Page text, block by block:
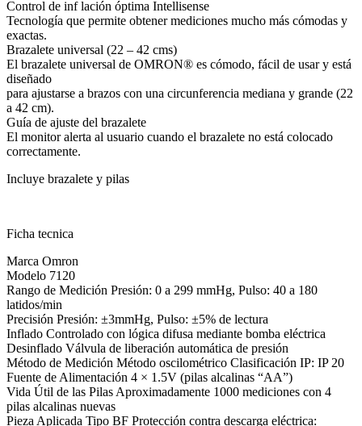
Control de inf lación óptima Intellisense
Tecnología que permite obtener mediciones mucho más cómodas y
exactas.
Brazalete universal (22 – 42 cms)
El brazalete universal de OMRON® es cómodo, fácil de usar y está
diseñado
para ajustarse a brazos con una circunferencia mediana y grande (22
a 42 cm).
Guía de ajuste del brazalete
El monitor alerta al usuario cuando el brazalete no está colocado
correctamente.
Incluye brazalete y pilas
Ficha tecnica
Marca Omron
Modelo 7120
Rango de Medición Presión: 0 a 299 mmHg, Pulso: 40 a 180
latidos/min
Precisión Presión: ±3mmHg, Pulso: ±5% de lectura
Inflado Controlado con lógica difusa mediante bomba eléctrica
Desinflado Válvula de liberación automática de presión
Método de Medición Método oscilométrico Clasificación IP: IP 20
Fuente de Alimentación 4 × 1.5V (pilas alcalinas “AA”)
Vida Útil de las Pilas Aproximadamente 1000 mediciones con 4
pilas alcalinas nuevas
Pieza Aplicada Tipo BF Protección contra descarga eléctrica: